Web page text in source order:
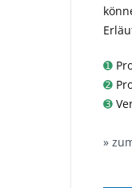
➊
➋
➌
»